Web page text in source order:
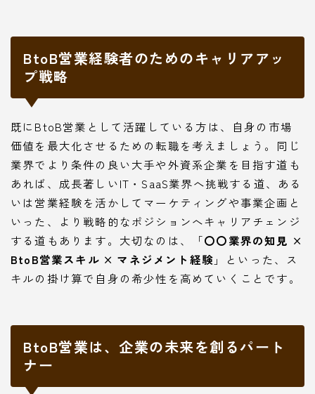
BtoB営業経験者のためのキャリアアッ
プ戦略
既にBtoB営業として活躍している方は、自身の市場
価値を最大化させるための転職を考えましょう。同じ
業界でより条件の良い大手や外資系企業を目指す道も
あれば、成長著しいIT・SaaS業界へ挑戦する道、ある
いは営業経験を活かしてマーケティングや事業企画と
いった、より戦略的なポジションへキャリアチェンジ
する道もあります。大切なのは、「〇〇業界の知見 ×
BtoB営業スキル × マネジメント経験 」といった、ス
キルの掛け算で自身の希少性を高めていくことです。
BtoB営業は、企業の未来を創るパート
ナー